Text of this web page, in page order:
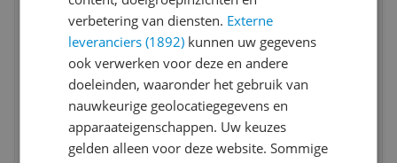
verbetering van diensten. Externe
leveranciers (1892) kunnen uw gegevens
ook verwerken voor deze en andere
doeleinden, waaronder het gebruik van
nauwkeurige geolocatiegegevens en
apparaateigenschappen. Uw keuzes
gelden alleen voor deze website. Sommige